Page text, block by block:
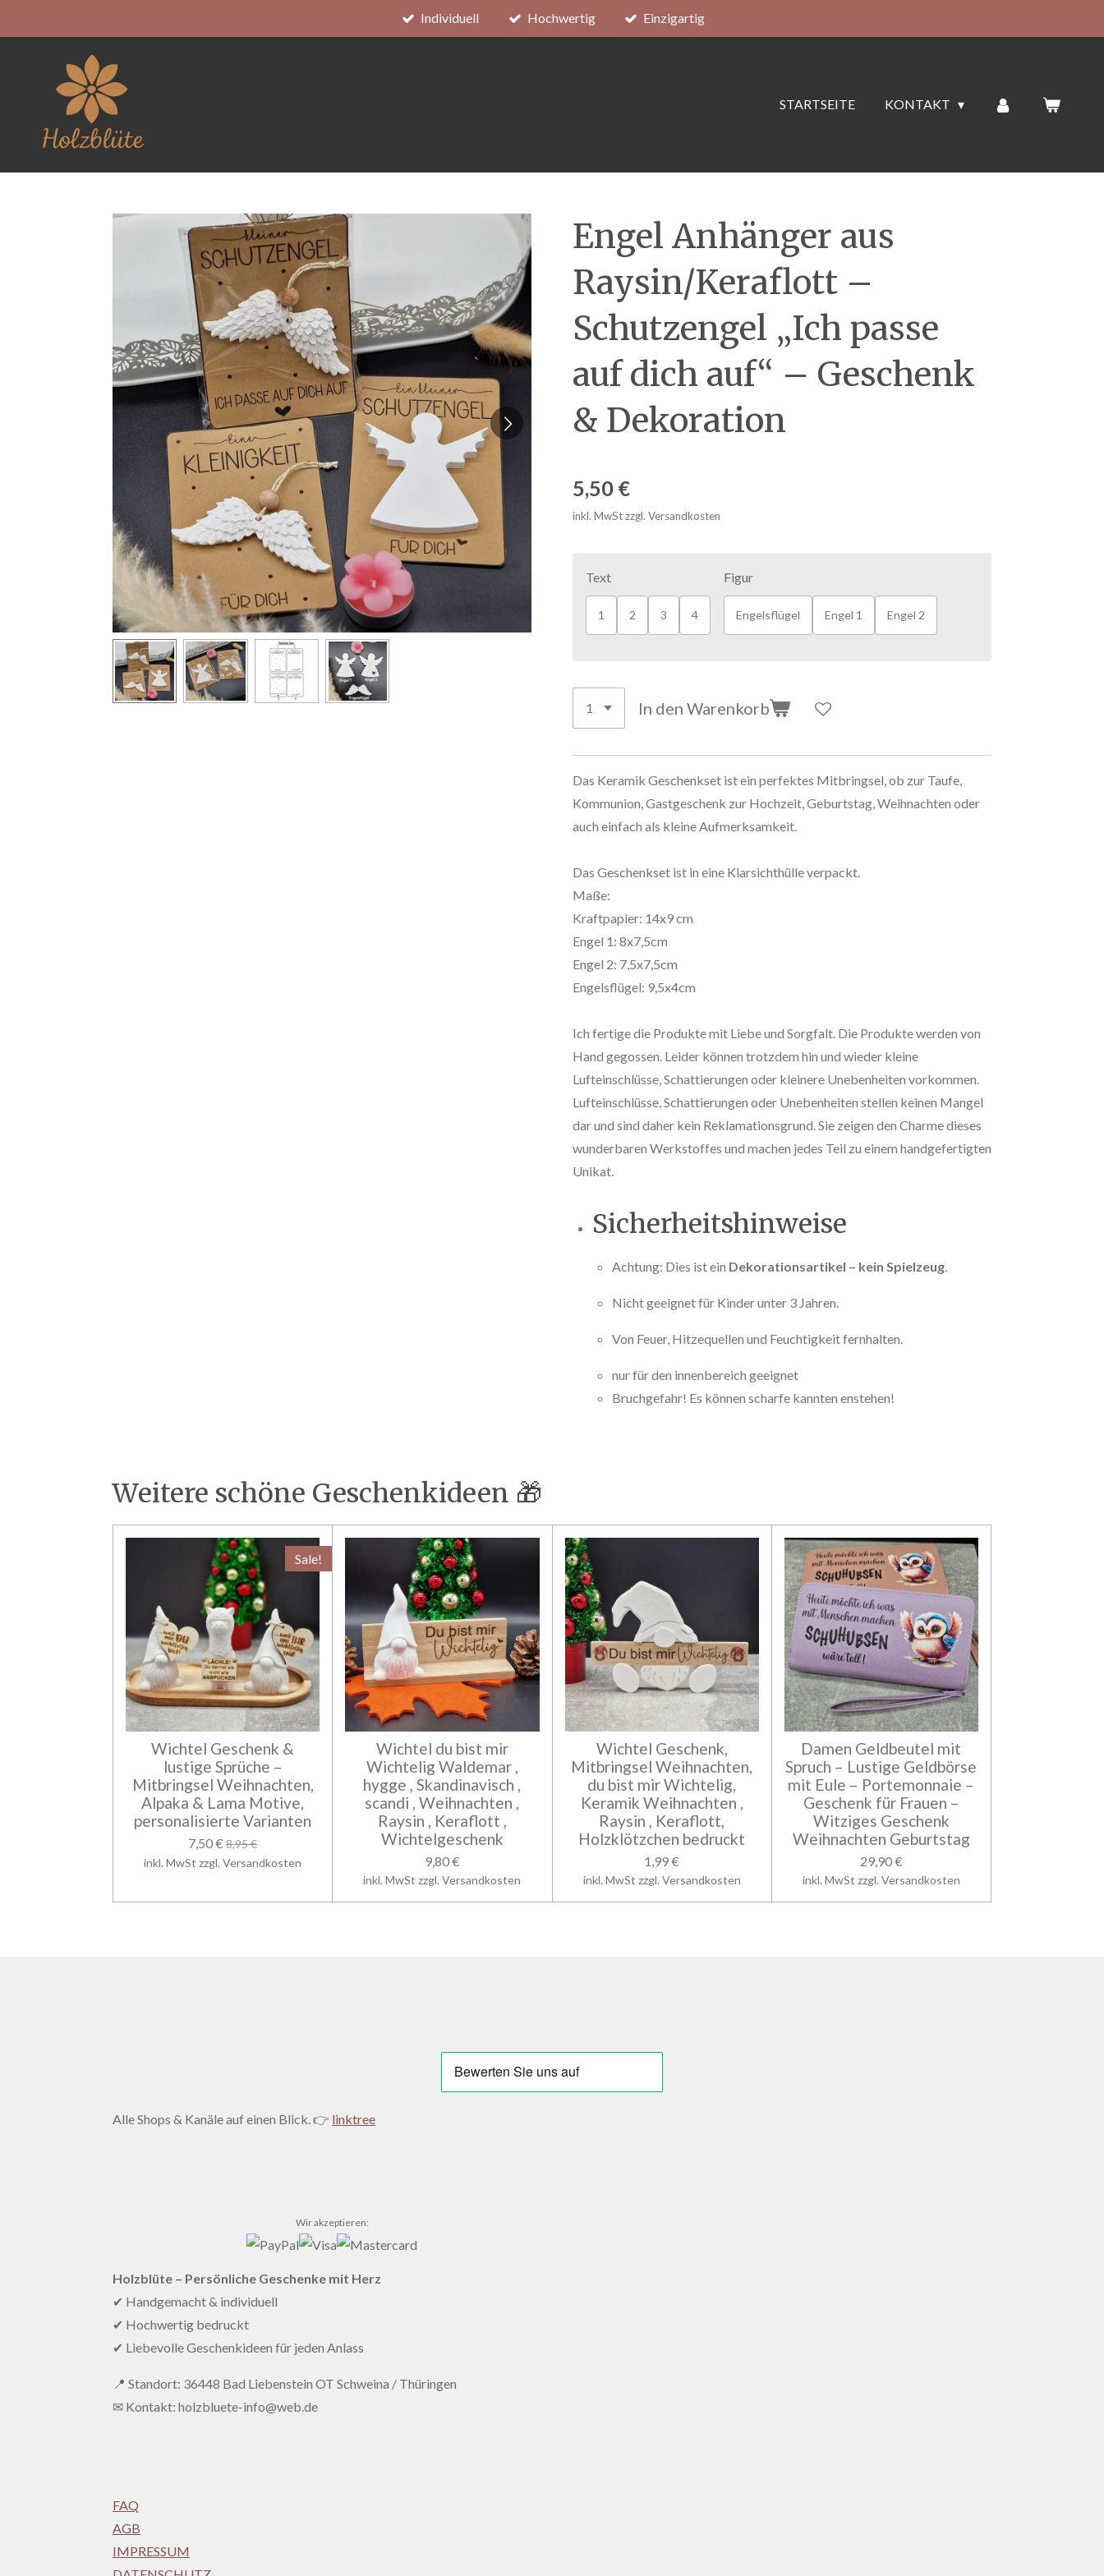
Hauptinhalt
Individuell Hochwertig Einzigartig
STARTSEITE KONTAKT
Engel Anhänger aus
Raysin/Keraflott –
Schutzengel „Ich passe
auf dich auf“ – Geschenk
& Dekoration
5,50 €
inkl. MwSt zzgl. Versandkosten
Text
1 2 3 4
Figur
Engelsflügel Engel 1 Engel 2
In den Warenkorb
Das Keramik Geschenkset ist ein perfektes Mitbringsel, ob zur Taufe,
Kommunion, Gastgeschenk zur Hochzeit, Geburtstag, Weihnachten oder
auch einfach als kleine Aufmerksamkeit.
Das Geschenkset ist in eine Klarsichthülle verpackt.
Maße:
Kraftpapier: 14x9 cm
Engel 1: 8x7,5cm
Engel 2: 7,5x7,5cm
Engelsflügel: 9,5x4cm
Ich fertige die Produkte mit Liebe und Sorgfalt. Die Produkte werden von
Hand gegossen. Leider können trotzdem hin und wieder kleine
Lufteinschlüsse, Schattierungen oder kleinere Unebenheiten vorkommen.
Lufteinschlüsse, Schattierungen oder Unebenheiten stellen keinen Mangel
dar und sind daher kein Reklamationsgrund. Sie zeigen den Charme dieses
wunderbaren Werkstoffes und machen jedes Teil zu einem handgefertigten
Unikat.
Sicherheitshinweise
Achtung: Dies ist ein Dekorationsartikel – kein Spielzeug
Nicht geeignet für Kinder unter 3 Jahren.
Von Feuer, Hitzequellen und Feuchtigkeit fernhalten.
nur für den innenbereich geeignet
Bruchgefahr! Es können scharfe kannten enstehen!
Weitere schöne Geschenkideen 🎁
Sale!
Wichtel Geschenk &
lustige Sprüche –
Mitbringsel Weihnachten,
Alpaka & Lama Motive,
personalisierte Varianten
7,50 €8,95 €
inkl. MwSt zzgl. Versandkosten
Wichtel du bist mir
Wichtelig Waldemar ,
hygge , Skandinavisch ,
scandi , Weihnachten ,
Raysin , Keraflott ,
Wichtelgeschenk
9,80 €
inkl. MwSt zzgl. Versandkosten
Wichtel Geschenk,
Mitbringsel Weihnachten,
du bist mir Wichtelig,
Keramik Weihnachten ,
Raysin , Keraflott,
Holzklötzchen bedruckt
1,99 €
inkl. MwSt zzgl. Versandkosten
Damen Geldbeutel mit
Spruch – Lustige Geldbörse
mit Eule – Portemonnaie –
Geschenk für Frauen –
Witziges Geschenk
Weihnachten Geburtstag
29,90 €
inkl. MwSt zzgl. Versandkosten
Alle Shops & Kanäle auf einen Blick. 👉 linktree
Wir akzeptieren:
Holzblüte – Persönliche Geschenke mit Herz
✔ Handgemacht & individuell
✔ Hochwertig bedruckt
✔ Liebevolle Geschenkideen für jeden Anlass
📍 Standort: 36448 Bad Liebenstein OT Schweina / Thüringen
✉ Kontakt: holzbluete-info@web.de
FAQ
AGB
IMPRESSUM